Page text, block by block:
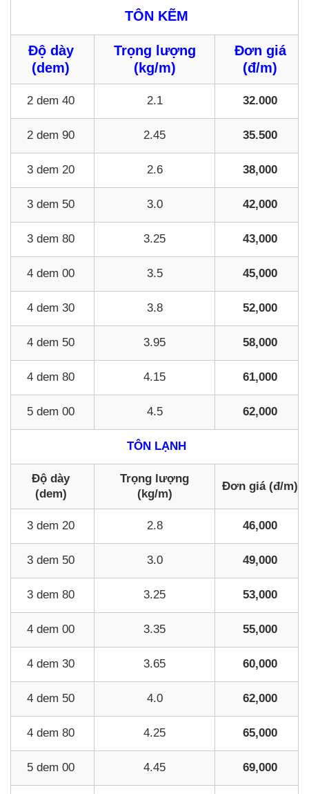
TÔN KẼM
Độ dày
(dem)
Trọng lượng
(kg/m)
Đơn giá
(đ/m)
2 dem 40 2.1 32.000
2 dem 90 2.45 35.500
3 dem 20 2.6 38,000
3 dem 50 3.0 42,000
3 dem 80 3.25 43,000
4 dem 00 3.5 45,000
4 dem 30 3.8 52,000
4 dem 50 3.95 58,000
4 dem 80 4.15 61,000
5 dem 00 4.5 62,000
TÔN LẠNH
Độ dày
(dem)
Trọng lượng
(kg/m)
Đơn giá (đ/m)
3 dem 20 2.8 46,000
3 dem 50 3.0 49,000
3 dem 80 3.25 53,000
4 dem 00 3.35 55,000
4 dem 30 3.65 60,000
4 dem 50 4.0 62,000
4 dem 80 4.25 65,000
5 dem 00 4.45 69,000